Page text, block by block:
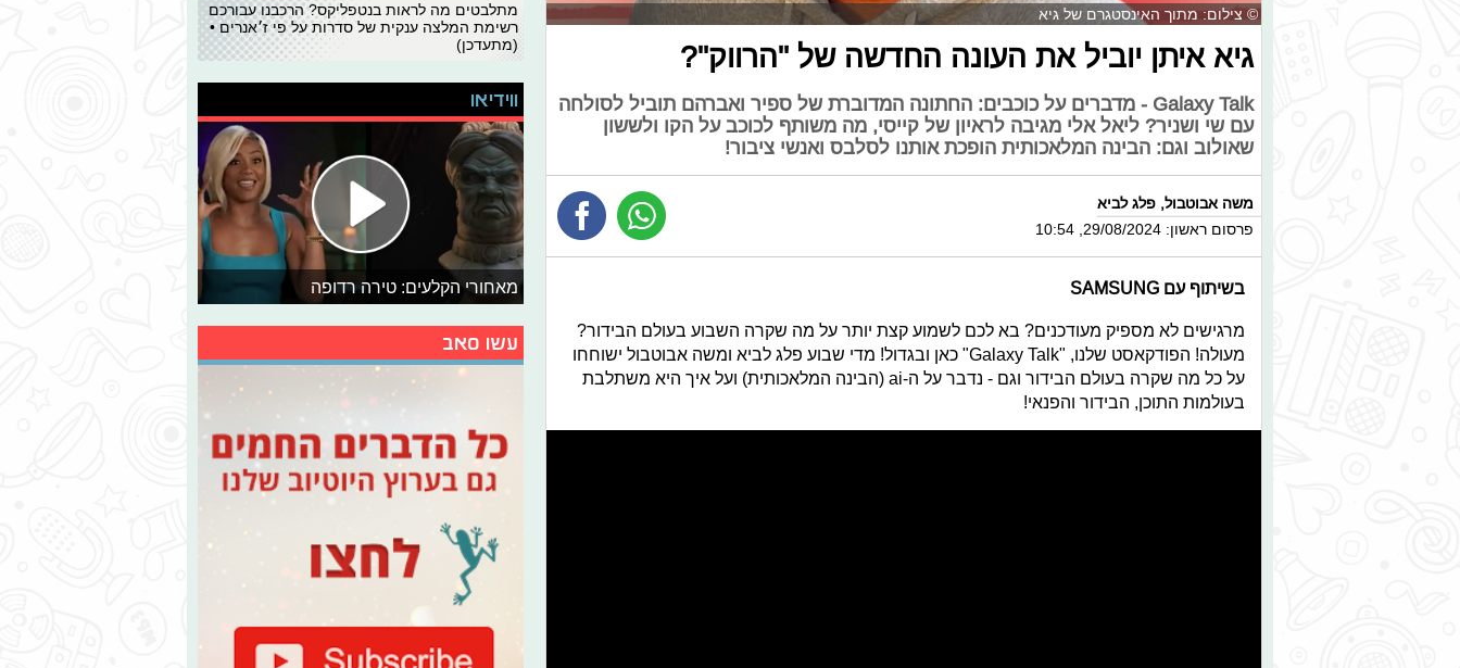
© צילום: מתוך האינסטגרם של גיא
גיא איתן יוביל את העונה החדשה של "הרווק"?
Galaxy Talk - מדברים על כוכבים: החתונה המדוברת של ספיר ואברהם תוביל לסולחה
עם שי ושניר? ליאל אלי מגיבה לראיון של קייסי, מה משותף לכוכב על הקו ולששון
שאולוב וגם: הבינה המלאכותית הופכת אותנו לסלבס ואנשי ציבור!
משה אבוטבול, פלג לביא
פרסום ראשון: 29/08/2024, 10:54
בשיתוף עם SAMSUNG
מרגישים לא מספיק מעודכנים? בא לכם לשמוע קצת יותר על מה שקרה השבוע בעולם הבידור?
מעולה! הפודקאסט שלנו, "Galaxy Talk" כאן ובגדול! מדי שבוע פלג לביא ומשה אבוטבול ישוחחו
על כל מה שקרה בעולם הבידור וגם - נדבר על ה-ai (הבינה המלאכותית) ועל איך היא משתלבת
בעולמות התוכן, הבידור והפנאי!
מתלבטים מה לראות בנטפליקס? הרכבנו עבורכם
רשימת המלצה ענקית של סדרות על פי ז׳אנרים •
(מתעדכן)
ווידיאו
מאחורי הקלעים: טירה רדופה
עשו סאב